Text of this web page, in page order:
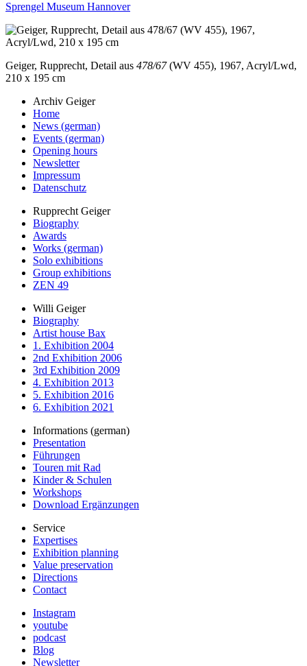
Sprengel Museum Hannover
Geiger, Rupprecht, Detail aus 478/67(WV 455), 1967, Acryl/Lwd,
210 x 195 cm
Archiv Geiger
Home
News (german)
Events (german)
Opening hours
Newsletter
Impressum
Datenschutz
Rupprecht Geiger
Biography
Awards
Works (german)
Solo exhibitions
Group exhibitions
ZEN 49
Willi Geiger
Biography
Artist house Bax
1. Exhibition 2004
2nd Exhibition 2006
3rd Exhibition 2009
4. Exhibition 2013
5. Exhibition 2016
6. Exhibition 2021
Informations (german)
Presentation
Führungen
Touren mit Rad
Kinder & Schulen
Workshops
Download Ergänzungen
Service
Expertises
Exhibition planning
Value preservation
Directions
Contact
Instagram
youtube
podcast
Blog
Newsletter